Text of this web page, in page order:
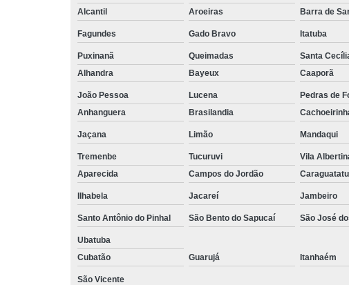
Alcantil
Aroeiras Barra de
Fagundes Gado Bravo Itatuba
Puxinanã Queimadas Santa
Alhandra
Bayeux Caaporã
João Pessoa Lucena Pedras de
Anhanguera
Brasilandia
Jaçana Limão Mandaqui
Tremenbe Tucuruvi Vila
Aparecida
Campos do Jordão
Ilhabela Jacareí Jambeiro
Santo Antônio do Pinhal São Bento do Sapucaí São José
Ubatuba
Cubatão
Guarujá Itanhaém
São Vicente